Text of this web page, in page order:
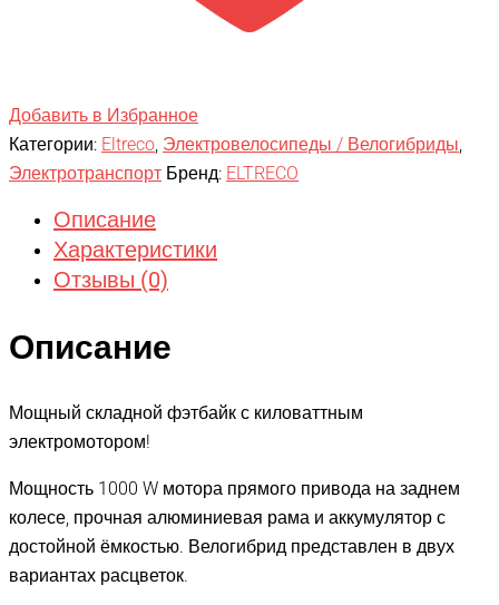
Добавить в Избранное
Категории: Eltreco, Электровелосипеды / Велогибриды,
Электротранспорт Бренд: ELTRECO
Описание
Характеристики
Отзывы (0)
Описание
Мощный складной фэтбайк с киловаттным
электромотором!
Мощность 1000 W мотора прямого привода на заднем
колесе, прочная алюминиевая рама и аккумулятор с
достойной ёмкостью. Велогибрид представлен в двух
вариантах расцветок.